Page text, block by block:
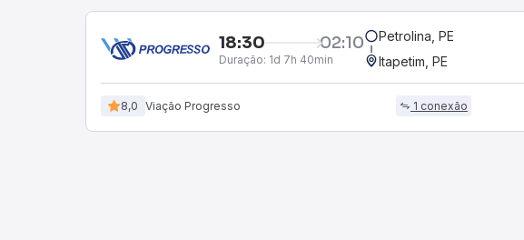
18:30 02:10
Duração: 1d 7h 40min
Petrolina, PE
Itapetim, PE
8,0 Viação Progresso 1 conexão